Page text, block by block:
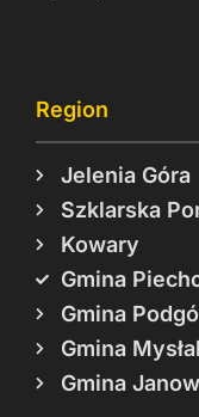
Region
Jelenia Góra
Szklarska
Kowary
Gmina
Gmina
Gmina
Gmina